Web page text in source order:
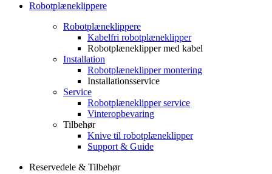
Robotplæneklippere
Robotplæneklippere
Kabelfri robotplæneklipper
Robotplæneklipper med kabel
Installation
Robotplæneklipper montering
Installationsservice
Service
Robotplæneklipper service
Vinteropbevaring
Tilbehør
Knive til robotplæneklipper
Support & Guide
Reservedele & Tilbehør